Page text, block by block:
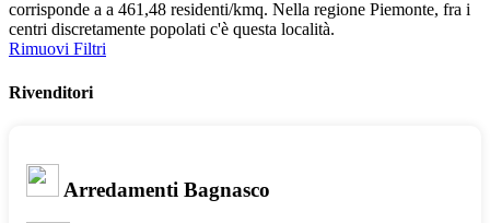
corrisponde a a 461,48 residenti/kmq. Nella regione Piemonte, fra i
centri discretamente popolati c'è questa località.
Rimuovi Filtri
Rivenditori
Arredamenti Bagnasco